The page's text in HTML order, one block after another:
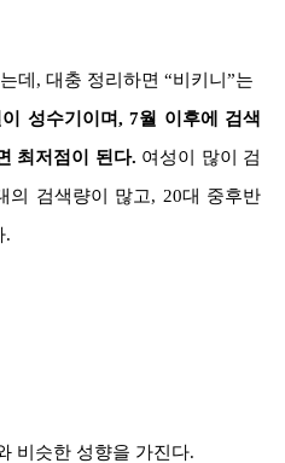
데, 대충 정리하면 “비키니”는
성수기이며, 7월 이후에 검색
최저점이 된다. 여성이 많이 검
의 검색량이 많고, 20대 중후반
.
비슷한 성향을 가진다.